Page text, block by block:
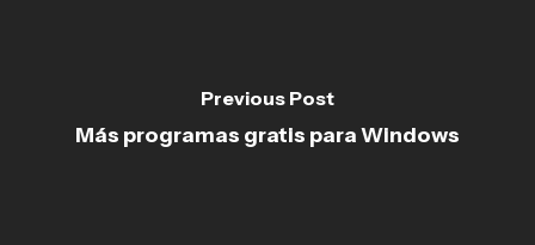
Previous Post
Más programas gratis para Windows